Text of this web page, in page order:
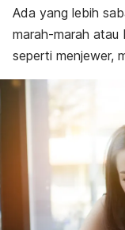
Ada yang lebih
marah-marah
seperti menjewer,